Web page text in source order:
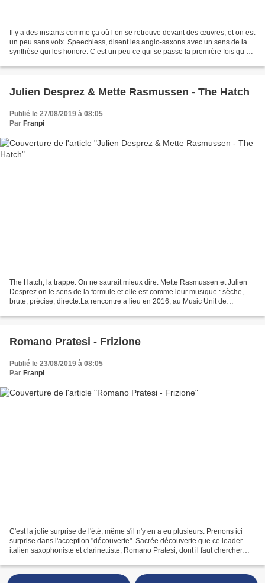
Il y a des instants comme ça où l’on se retrouve devant des œuvres, et on est
un peu sans voix. Speechless, disent les anglo-saxons avec un sens de la
synthèse qui les honore. C’est un peu ce qui se passe la première fois qu’on
Julien Desprez & Mette Rasmussen - The Hatch
Publié le 27/08/2019 à 08:05
Par Franpi
The Hatch, la trappe. On ne saurait mieux dire. Mette Rasmussen et Julien
Desprez on le sens de la formule et elle est comme leur musique : sèche,
brute, précise, directe.La rencontre a lieu en 2016, au Music Unit de
Romano Pratesi - Frizione
Publié le 23/08/2019 à 08:05
Par Franpi
C'est la jolie surprise de l'été, même s'il n'y en a eu plusieurs. Prenons ici
surprise dans l'acception "découverte". Sacrée découverte que ce leader
italien saxophoniste et clarinettiste, Romano Pratesi, dont il faut chercher